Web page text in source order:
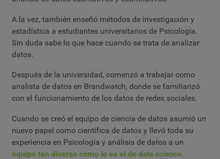
A la vez, también enseñó métodos de investigación y
estadística a estudiantes universitarios de Psicología.
Sin duda sabe lo que hace cuando se trata de analizar
datos.
Después de la universidad, comenzó a trabajar como
analista de datos en Brandwatch, donde se familiarizó
con el funcionamiento de los datos de redes sociales.
Cuando se creó el equipo de ciencia de datos asumió un
nuevo papel como científica de datos y llevó toda su
experiencia en Psicología y análisis de datos a un
equipo tan diverso como lo es el de data science.